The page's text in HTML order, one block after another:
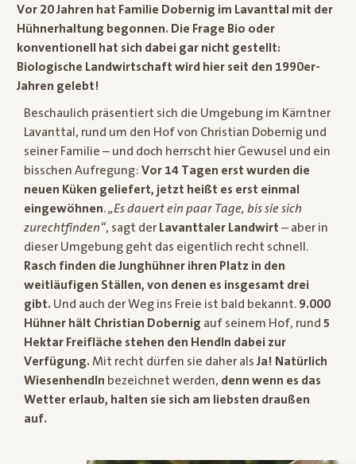
Vor 20 Jahren hat Familie Dobernig im Lavanttal mit der
Hühnerhaltung begonnen. Die Frage Bio oder
konventionell hat sich dabei gar nicht gestellt:
Biologische Landwirtschaft wird hier seit den 1990er-
Jahren gelebt!
Beschaulich präsentiert sich die Umgebung im Kärntner
Lavanttal, rund um den Hof von Christian Dobernig und
seiner Familie – und doch herrscht hier Gewusel und ein
bisschen Aufregung: Vor 14 Tagen erst wurden die
neuen Küken geliefert, jetzt heißt es erst einmal
eingewöhnen.„Es dauert ein paar Tage, bis sie sich
zurechtfinden“, sagt der Lavanttaler Landwirt – aber in
dieser Umgebung geht das eigentlich recht schnell.
Rasch finden die Junghühner ihren Platz in den
weitläufigen Ställen, von denen es insgesamt drei
gibt. Und auch der Weg ins Freie ist bald bekannt. 9.000
Hühner hält Christian Dobernig auf seinem Hof, rund 5
Hektar Freifläche stehen den Hendln dabei zur
Verfügung. Mit recht dürfen sie daher als Ja! Natürlich
Wiesenhendln bezeichnet werden, denn wenn es das
Wetter erlaub, halten sie sich am liebsten draußen
auf.